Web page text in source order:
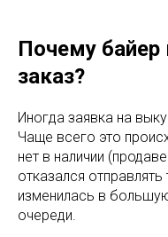
Почему
заказ?
Иногда заявка на
Чаще всего это
нет в наличии
отказался
изменилась в
очереди.